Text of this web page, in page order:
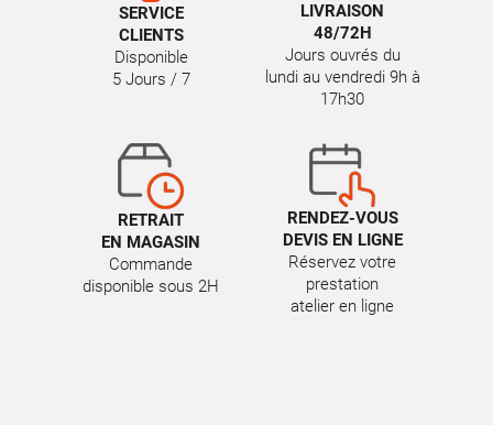
SERVICE
CLIENTS
Disponible
5 Jours / 7
LIVRAISON
48/72H
Jours ouvrés du
lundi au vendredi 9h à
17h30
RETRAIT
EN MAGASIN
Commande
disponible sous 2H
RENDEZ-VOUS
DEVIS EN LIGNE
Réservez votre
prestation
atelier en ligne